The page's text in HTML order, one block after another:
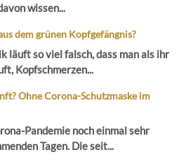
wissen...
dem grünen Kopfgefängnis?
läuft so viel falsch, dass man als ihr
Kopfschmerzen...
Ohne Corona-Schutzmaske im
Pandemie noch einmal sehr
Tagen. Die seit...